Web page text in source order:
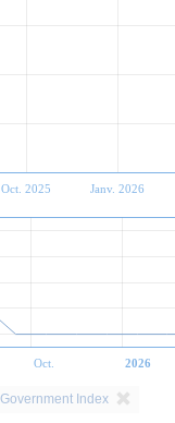
Oct. 2025 Janv. 2026
Oct. 2026
Index